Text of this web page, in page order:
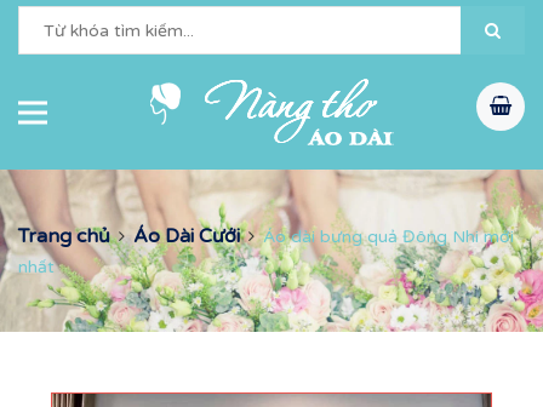
Trang chủ Áo Dài Cưới
Áo dài bưng quả Đông Nhi mới
nhất